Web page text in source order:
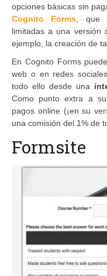
opciones básicas sin
Cognito Forms , que
limitadas a una versión
ejemplo, la creación de
En Cognito Forms
web o en redes
todo ello desde una
Como punto extra a
pagos online (¡en su
una comisión del 1% de
Formsite